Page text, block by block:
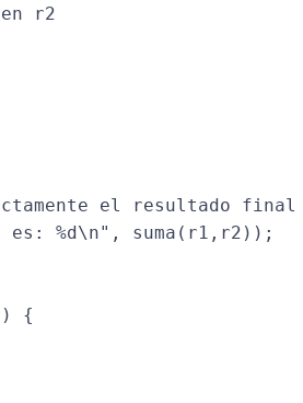
r2
el resultado final
%d\n", suma(r1,r2));
{